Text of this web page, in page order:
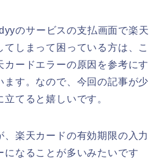
のサービスの支払画面で楽天
てしまって困っている方は、こ
カードエラーの原因を参考にす
ます。なので、今回の記事が少
てると嬉しいです。
、楽天カードの有効期限の入力
になることが多いみたいです